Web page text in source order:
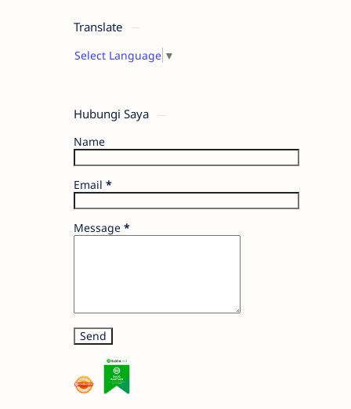
Translate
Select Language ▼
Hubungi Saya
Name
Email *
Message *